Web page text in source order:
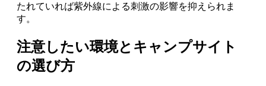
たれていれば紫外線による刺激の影響を抑えられま
す。
注意したい環境とキャンプサイト
の選び方